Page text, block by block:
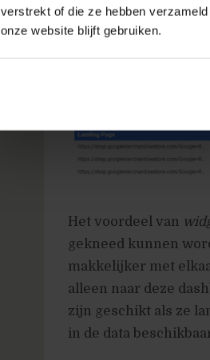
verstrekt of die ze hebben
onze website blijft gebruiken.
Het voordeel van
gekneed kunnen
makkelijker met
alleen naar deze
zijn geschikt als ze
in de data